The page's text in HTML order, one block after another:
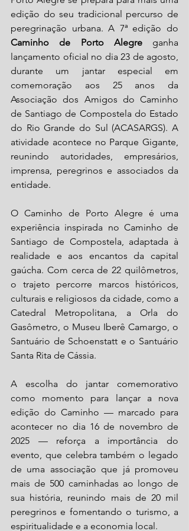
edição do seu tradicional percurso de
Caminho de Porto Alegre ganha
lançamento oficial no dia 23 de agosto,
durante um jantar especial em
comemoração aos 25 anos da
Associação dos Amigos do Caminho
de Santiago de Compostela do Estado
do Rio Grande do Sul (ACASARGS). A
atividade acontece no Parque Gigante,
reunindo autoridades, empresários,
imprensa, peregrinos e associados da
entidade.
O Caminho de Porto Alegre é uma
experiência inspirada no Caminho de
Santiago de Compostela, adaptada à
realidade e aos encantos da capital
gaúcha. Com cerca de 22 quilômetros,
o trajeto percorre marcos históricos,
culturais e religiosos da cidade, como a
Catedral Metropolitana, a Orla do
Gasômetro, o Museu Iberê Camargo, o
Santuário de Schoenstatt e o Santuário
Santa Rita de Cássia.
A escolha do jantar comemorativo
como momento para lançar a nova
edição do Caminho — marcado para
acontecer no dia 16 de novembro de
2025 — reforça a importância do
evento, que celebra também o legado
de uma associação que já promoveu
mais de 500 caminhadas ao longo de
sua história, reunindo mais de 20 mil
peregrinos e fomentando o turismo, a
espiritualidade e a economia local.